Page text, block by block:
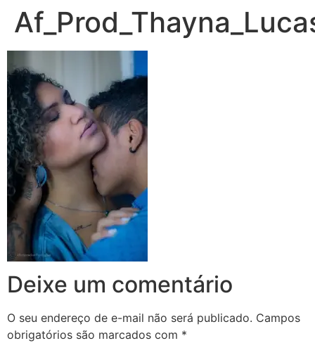
Deixe um comentário
O seu endereço de e-mail não será publicado. Campos
obrigatórios são marcados com *